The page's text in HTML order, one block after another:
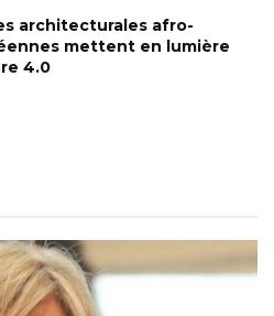
architecturales afro-
mettent en lumière
4.0